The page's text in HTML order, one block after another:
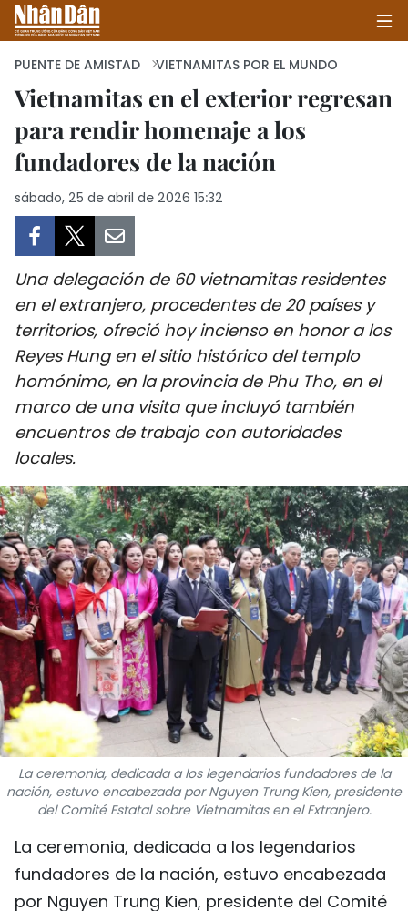
INICIO
POLÍTICA
SALUD - MEDIO AMBIENTE
CULTURA - ENTRETENIMIENTO
INTERNACIONAL
DEPORTES
PUENTE DE AMISTAD
HISTORIAS MULTIMEDIA
FOTOGRAFÍA
¿QUIÉNES SOMOS?
TIẾNG VIỆT
ENGLISH
中文
FRANÇAIS
РУССКИЙ
PUENTE DE AMISTAD VIETNAMITAS POR EL MUNDO
Vietnamitas en el exterior regresan
para rendir homenaje a los
fundadores de la nación
sábado, 25 de abril de 2026 15:32
Una delegación de 60 vietnamitas residentes
en el extranjero, procedentes de 20 países y
territorios, ofreció hoy incienso en honor a los
Reyes Hung en el sitio histórico del templo
homónimo, en la provincia de Phu Tho, en el
marco de una visita que incluyó también
encuentros de trabajo con autoridades
locales.
La ceremonia, dedicada a los legendarios fundadores de la
nación, estuvo encabezada por Nguyen Trung Kien, presidente
del Comité Estatal sobre Vietnamitas en el Extranjero.
La ceremonia, dedicada a los legendarios
fundadores de la nación, estuvo encabezada
por Nguyen Trung Kien, presidente del Comité